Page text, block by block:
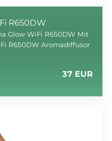
R650DW
Glow WiFi R650DW Mit
R650DW Aromadiffusor
37 EUR